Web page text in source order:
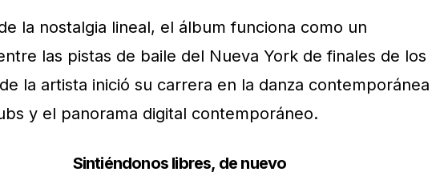
la nostalgia lineal, el álbum funciona como un
las pistas de baile del Nueva York de finales de los
la artista inició su carrera en la danza contemporánea
y el panorama digital contemporáneo.
Sintiéndonos libres, de nuevo